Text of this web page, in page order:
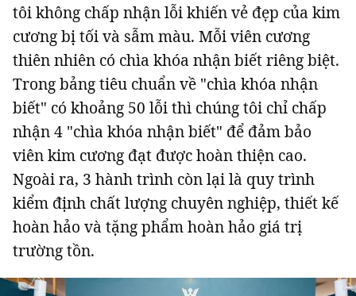
tôi không chấp nhận lỗi khiến vẻ đẹp của kim
cương bị tối và sẫm màu. Mỗi viên cương
thiên nhiên có chìa khóa nhận biết riêng biệt.
Trong bảng tiêu chuẩn về "chìa khóa nhận
biết" có khoảng 50 lỗi thì chúng tôi chỉ chấp
nhận 4 "chìa khóa nhận biết" để đảm bảo
viên kim cương đạt được hoàn thiện cao.
Ngoài ra, 3 hành trình còn lại là quy trình
kiểm định chất lượng chuyên nghiệp, thiết kế
hoàn hảo và tặng phẩm hoàn hảo giá trị
trường tồn.